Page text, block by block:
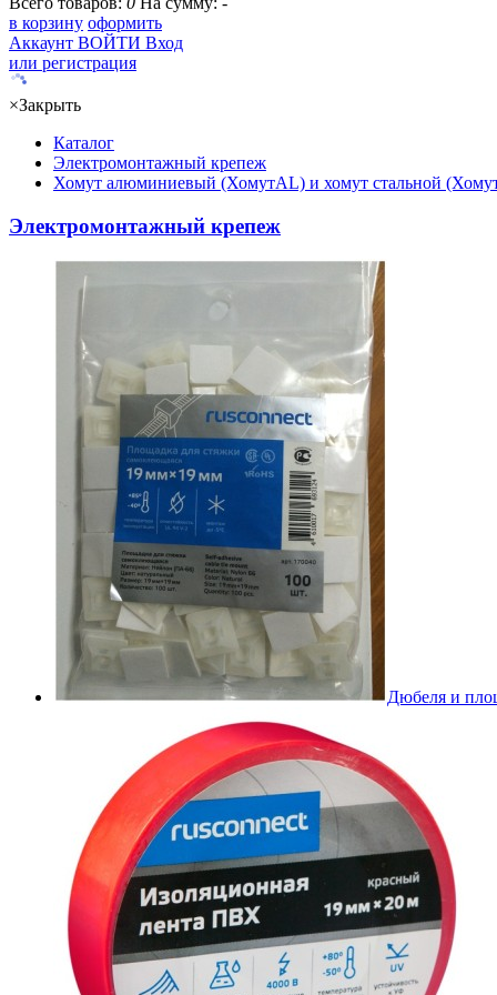
в корзину оформить
Аккаунт ВОЙТИ Вход
или регистрация
×Закрыть
Каталог
Электромонтажный крепеж
Хомут алюминиевый (ХомутAL) и хомут стальной
Электромонтажный крепеж
Дюбеля и